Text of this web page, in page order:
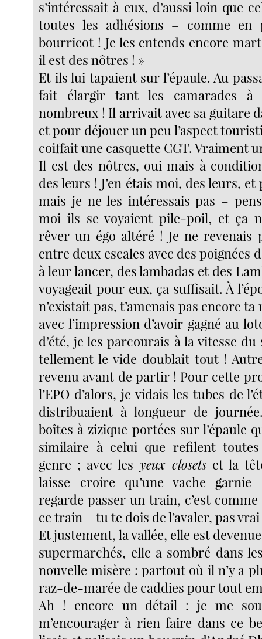
s’intéressait à eux, d’aussi loin que
toutes les adhésions – comme en
bourricot ! Je les entends encore
il est des nôtres ! »
Et ils lui tapaient sur l’épaule. Au
fait élargir tant les camarades à
nombreux ! Il arrivait avec sa guitare
et pour déjouer un peu l’aspect
coiffait une casquette CGT. Vraiment
Il est des nôtres, oui mais à
des leurs ! J’en étais moi, des leurs,
mais je ne les intéressais pas –
moi ils se voyaient pile-poil, et ça
rêver un égo altéré ! Je ne revenais
entre deux escales avec des poignées
à leur lancer, des lambadas et des
voyageait pour eux, ça suffisait. À
n’existait pas, t’amenais pas encore
avec l’impression d’avoir gagné au
d’été, je les parcourais à la vitesse
tellement le vide doublait tout !
revenu avant de partir ! Pour cette
l’EPO d’alors, je vidais les tubes de
distribuaient à longueur de
boîtes à zizique portées sur l’épaule
similaire à celui que refilent
genre ; avec les yeux closetset la
laisse croire qu’une vache garnie
regarde passer un train, c’est
ce train – tu te dois de l’avaler, pas
Et justement, la vallée, elle est
supermarchés, elle a sombré dans
nouvelle misère : partout où il n’y a
raz-de-marée de caddies pour tout
Ah ! encore un détail : je me
m’encourager à rien faire dans ce